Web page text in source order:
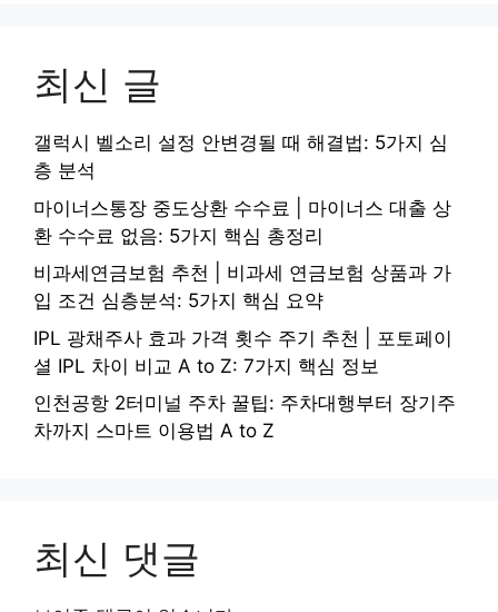
최신 글
갤럭시 벨소리 설정 안변경될 때 해결법: 5가지 심
층 분석
마이너스통장 중도상환 수수료 | 마이너스 대출 상
환 수수료 없음: 5가지 핵심 총정리
비과세연금보험 추천 | 비과세 연금보험 상품과 가
입 조건 심층분석: 5가지 핵심 요약
IPL 광채주사 효과 가격 횟수 주기 추천 | 포토페이
셜 IPL 차이 비교 A to Z: 7가지 핵심 정보
인천공항 2터미널 주차 꿀팁: 주차대행부터 장기주
차까지 스마트 이용법 A to Z
최신 댓글